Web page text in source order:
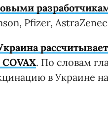
Pfizer,
. По словам
в Украине